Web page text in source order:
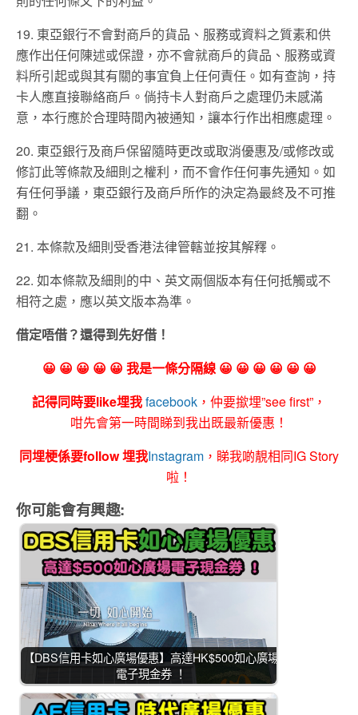
19. 東亞銀行不會對商戶的貨品、服務或資料之質素和供
應作出任何陳述或保證，亦不會就商戶的貨品、服務或資
料所引起或與其有關的事宜負上任何責任。如有查詢，持
卡人應直接聯絡商戶。倘持卡人對商戶之處理仍未感滿
意，本行應於合理時間內被通知，讓本行作出相應處理。
20. 東亞銀行及商戶保留隨時更改或取消優惠及/或修改或
修訂此等條款及細則之權利，而不會作任何事先通知。如
有任何爭議，東亞銀行及商戶所作的決定為最終及不可推
翻。
21. 本條款及細則受香港法律管轄並按其解釋。
22. 如本條款及細則的中、英文兩個版本有任何抵觸或不
相符之處，應以英文版本為準。
借定唔借？還得到先好借！
😀 😀 😀 😀 😀 我是一條分隔線 😀 😀 😀 😀 😀 😀
記得同時要like埋我facebook ，仲要撳埋”see first”，
咁先會第一時間睇到我出既最新優惠！
同埋梗係要follow 埋我Instagram ，睇我啲靚相同IG Story
啦！
你可能會有興趣:
【DBS信用卡如心廣場優惠】高達HK$500如心廣場
電子現金券 ！